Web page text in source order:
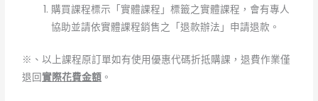
購買課程標示「實體課程」標籤之實體課程，會有專人
協助並請依實體課程銷售之「退款辦法」申請退款。
※、以上課程原訂單如有使用優惠代碼折抵購課，退費作業僅
退回實際花費金額 。